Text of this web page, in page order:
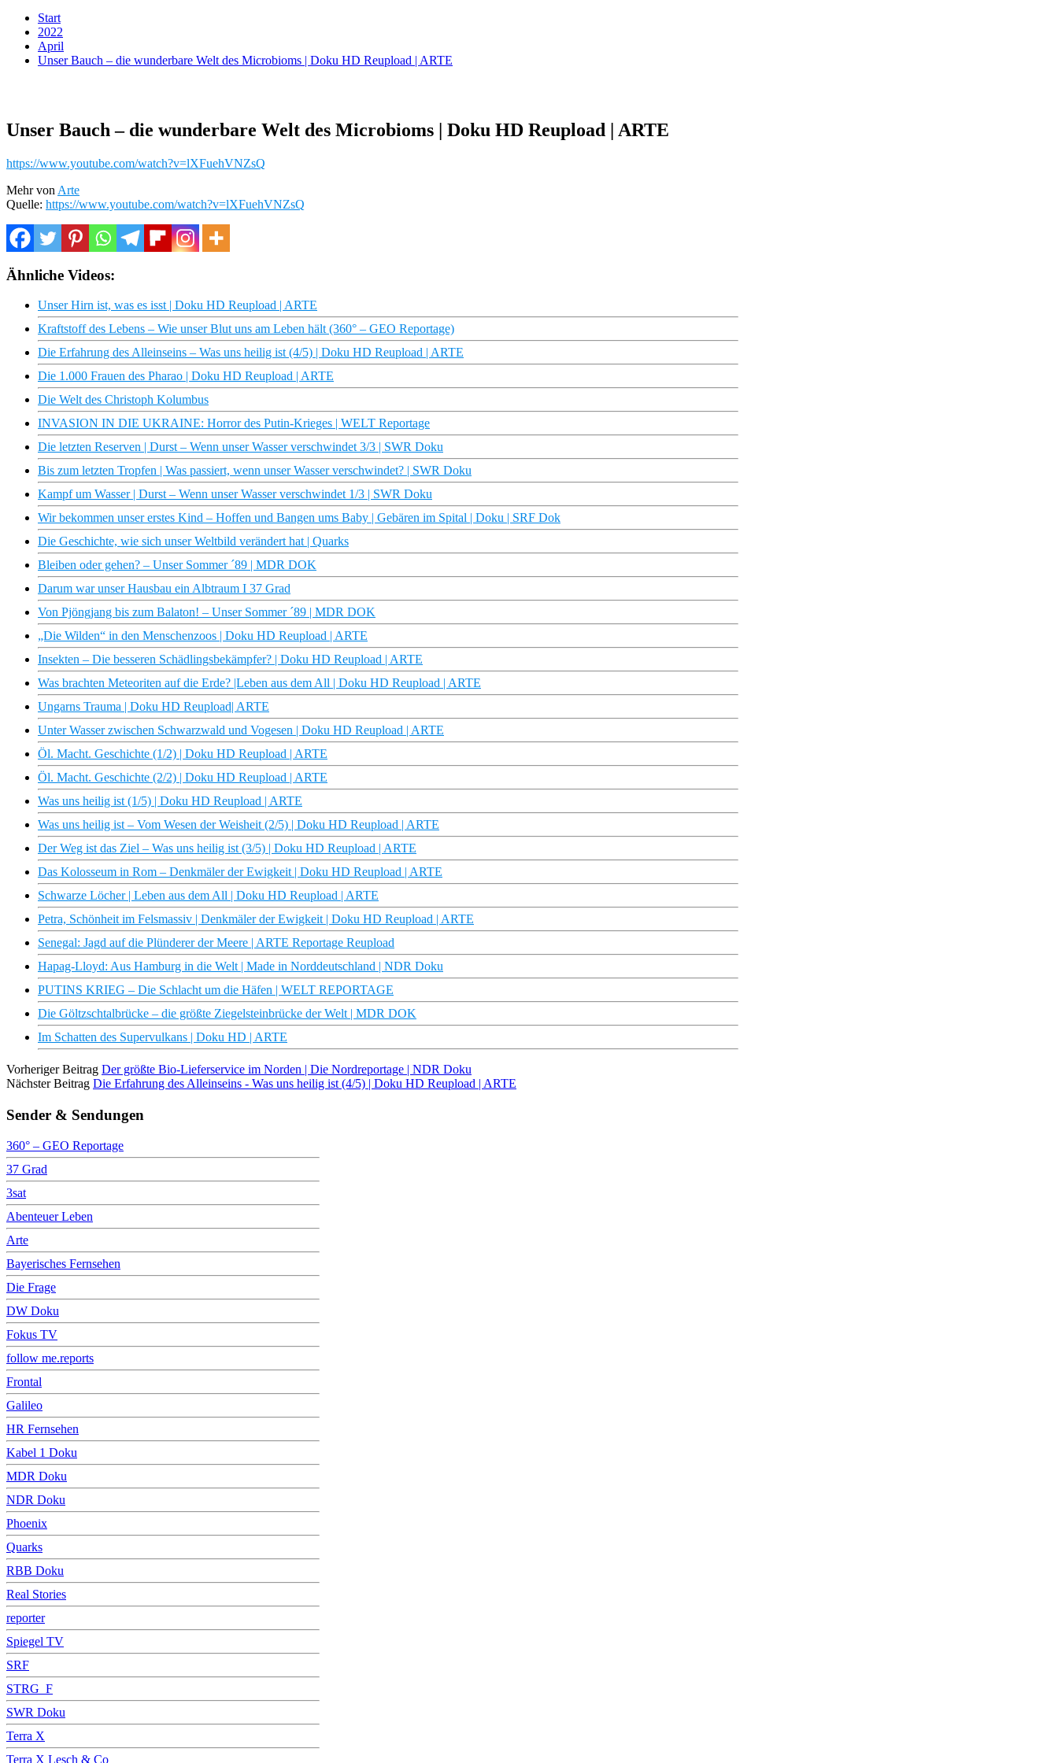
Start
2022
April
Unser Bauch – die wunderbare Welt des Microbioms | Doku HD Reupload | ARTE
Unser Bauch – die wunderbare Welt des Microbioms | Doku HD Reupload | ARTE
https://www.youtube.com/watch?v=lXFuehVNZsQ
Mehr von Arte
Quelle: https://www.youtube.com/watch?v=lXFuehVNZsQ
Ähnliche Videos:
Unser Hirn ist, was es isst | Doku HD Reupload | ARTE
Kraftstoff des Lebens – Wie unser Blut uns am Leben hält (360° – GEO Reportage)
Die Erfahrung des Alleinseins – Was uns heilig ist (4/5) | Doku HD Reupload | ARTE
Die 1.000 Frauen des Pharao | Doku HD Reupload | ARTE
Die Welt des Christoph Kolumbus
INVASION IN DIE UKRAINE: Horror des Putin-Krieges | WELT Reportage
Die letzten Reserven | Durst – Wenn unser Wasser verschwindet 3/3 | SWR Doku
Bis zum letzten Tropfen | Was passiert, wenn unser Wasser verschwindet? | SWR Doku
Kampf um Wasser | Durst – Wenn unser Wasser verschwindet 1/3 | SWR Doku
Wir bekommen unser erstes Kind – Hoffen und Bangen ums Baby | Gebären im Spital | Doku | SRF Dok
Die Geschichte, wie sich unser Weltbild verändert hat | Quarks
Bleiben oder gehen? – Unser Sommer ´89 | MDR DOK
Darum war unser Hausbau ein Albtraum I 37 Grad
Von Pjöngjang bis zum Balaton! – Unser Sommer ´89 | MDR DOK
„Die Wilden“ in den Menschenzoos | Doku HD Reupload | ARTE
Insekten – Die besseren Schädlingsbekämpfer? | Doku HD Reupload | ARTE
Was brachten Meteoriten auf die Erde? |Leben aus dem All | Doku HD Reupload | ARTE
Ungarns Trauma | Doku HD Reupload| ARTE
Unter Wasser zwischen Schwarzwald und Vogesen | Doku HD Reupload | ARTE
Öl. Macht. Geschichte (1/2) | Doku HD Reupload | ARTE
Öl. Macht. Geschichte (2/2) | Doku HD Reupload | ARTE
Was uns heilig ist (1/5) | Doku HD Reupload | ARTE
Was uns heilig ist – Vom Wesen der Weisheit (2/5) | Doku HD Reupload | ARTE
Der Weg ist das Ziel – Was uns heilig ist (3/5) | Doku HD Reupload | ARTE
Das Kolosseum in Rom – Denkmäler der Ewigkeit | Doku HD Reupload | ARTE
Schwarze Löcher | Leben aus dem All | Doku HD Reupload | ARTE
Petra, Schönheit im Felsmassiv | Denkmäler der Ewigkeit | Doku HD Reupload | ARTE
Senegal: Jagd auf die Plünderer der Meere | ARTE Reportage Reupload
Hapag-Lloyd: Aus Hamburg in die Welt | Made in Norddeutschland | NDR Doku
PUTINS KRIEG – Die Schlacht um die Häfen | WELT REPORTAGE
Die Göltzschtalbrücke – die größte Ziegelsteinbrücke der Welt | MDR DOK
Im Schatten des Supervulkans | Doku HD | ARTE
Vorheriger Beitrag Der größte Bio-Lieferservice im Norden | Die Nordreportage | NDR Doku
Nächster Beitrag Die Erfahrung des Alleinseins - Was uns heilig ist (4/5) | Doku HD Reupload | ARTE
Sender & Sendungen
360° – GEO Reportage
37 Grad
3sat
Abenteuer Leben
Arte
Bayerisches Fernsehen
Die Frage
DW Doku
Fokus TV
follow me.reports
Frontal
Galileo
HR Fernsehen
Kabel 1 Doku
MDR Doku
NDR Doku
Phoenix
Quarks
RBB Doku
Real Stories
reporter
Spiegel TV
SRF
STRG_F
SWR Doku
Terra X
Terra X Lesch & Co